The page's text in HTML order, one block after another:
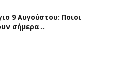
9 Αυγούστου: Ποιοι
σήμερα…